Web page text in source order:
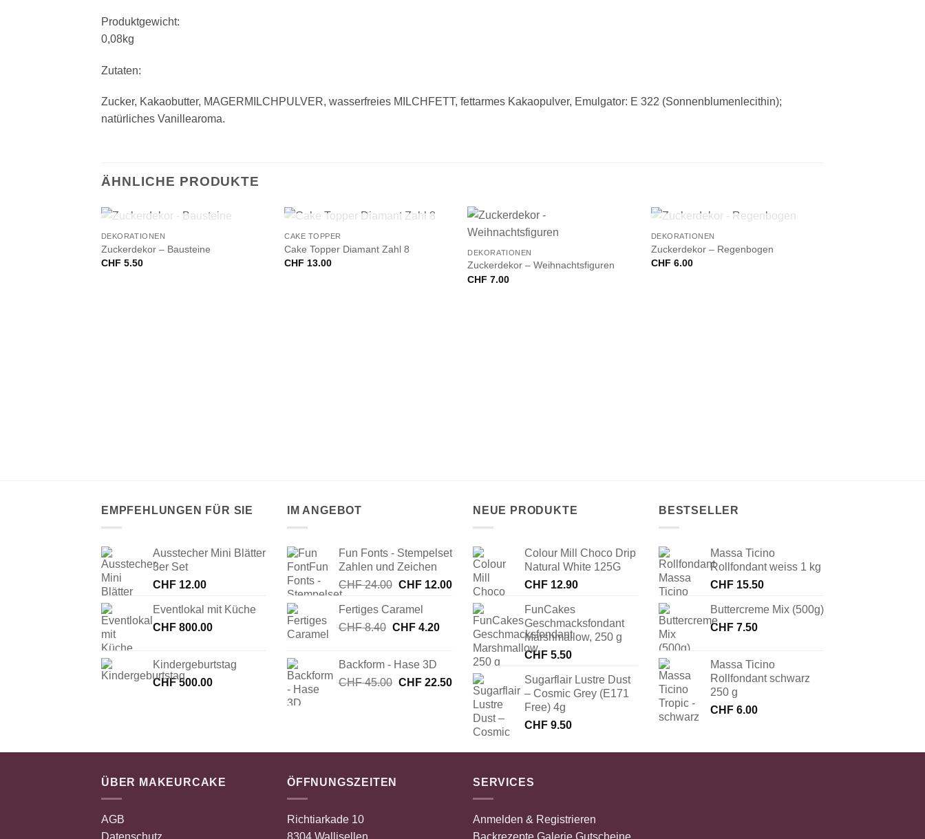
Produktgewicht:
0,08kg
Zutaten:
Zucker, Kakaobutter, MAGERMILCHPULVER, wasserfreies MILCHFETT, fettarmes Kakaopulver, Emulgator: E 322 (Sonnenblumenlecithin);
natürliches Vanillearoma.
ÄHNLICHE PRODUKTE
+
NICHT VORRÄTIG
DEKORATIONEN
Zuckerdekor – Bausteine
CHF 5.50
+
NICHT VORRÄTIG
CAKE TOPPER
Cake Topper Diamant Zahl 8
CHF 13.00
+
DEKORATIONEN
Zuckerdekor – Weihnachtsfiguren
CHF 7.00
+
NICHT VORRÄTIG
DEKORATIONEN
Zuckerdekor – Regenbogen
CHF 6.00
EMPFEHLUNGEN FÜR SIE
Ausstecher Mini Blätter
3er Set
CHF 12.00
Eventlokal mit Küche
CHF 800.00
Kindergeburtstag
CHF500.00
IM ANGEBOT
Fun Fonts - Stempelset
Zahlen und Zeichen
CHF24.00 Ursprünglicher
war:
CHF 24.00
CHF12.00Aktueller
Preis
CHF 12.00.
Fertiges Caramel
CHF8.40 Ursprünglicher
CHF 8.40
CHF4.20Aktueller
Backform - Hase 3D
CHF45.00 Ursprünglicher
CHF22.50Aktueller
Preis
CHF 22.50.
NEUE PRODUKTE
Colour Mill Choco Drip
Natural White 125G
CHF 12.90
FunCakes
Geschmacksfondant
Marshmallow, 250 g
CHF 5.50
Sugarflair Lustre Dust
– Cosmic Grey (E171
Free) 4g
CHF 9.50
BESTSELLER
Massa Ticino
Rollfondant weiss 1 kg
CHF 15.50
Buttercreme Mix (500g)
CHF 7.50
Massa Ticino
Rollfondant schwarz
250 g
CHF 6.00
ÜBER MAKEURCAKE
AGB
ÖFFNUNGSZEITEN
Richtiarkade 10
SERVICES
Anmelden & Registrieren